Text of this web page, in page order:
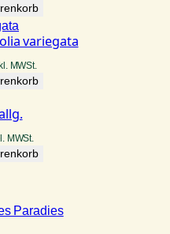
variegata
MWSt.
MWSt.